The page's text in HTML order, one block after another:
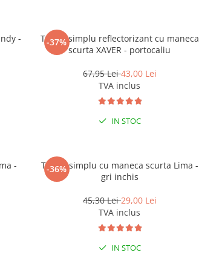
-
-37%
Tricou simplu reflectorizant cu maneca
scurta XAVER - portocaliu
67,95 Lei43,00 Lei
TVA inclus
IN STOC
-
-36%
Tricou simplu cu maneca scurta Lima -
gri inchis
45,30 Lei29,00 Lei
TVA inclus
IN STOC